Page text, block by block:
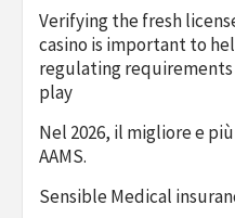
Verifying the fresh
casino is important to
regulating requirements
play
Nel 2026, il migliore e
AAMS.
Sensible Medical